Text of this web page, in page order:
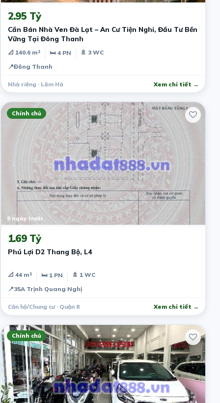
2.95 Tỷ
Cần Bán Nhà Ven Đà Lạt – An Cư Tiện Nghi, Đầu Tư Bền
Vững Tại Đông Thanh
📐 140.6 m² 🛏 4 PN
🚿 3 WC
📍Đông Thanh
Nhà riêng · Lâm Hà Xem chi tiết →
Chính chủ
9 ngày trước
1.69 Tỷ
Phú Lợi D2 Thang Bộ, L4
📐 44 m² 🛏 1 PN
🚿 1 WC
📍35A Trịnh Quang Nghị
Căn hộ/Chung cư · Quận 8 Xem chi tiết →
Chính chủ